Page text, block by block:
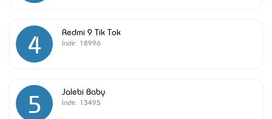
4 Redmi 9 Tik Tok
İndir: 18996
5 Jalebi Baby
İndir: 13495